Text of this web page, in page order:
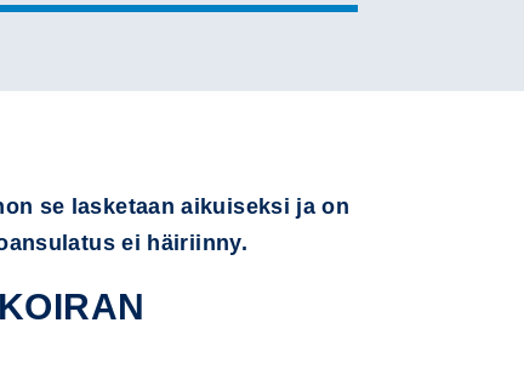
se lasketaan aikuiseksi ja on
ei häiriinny.